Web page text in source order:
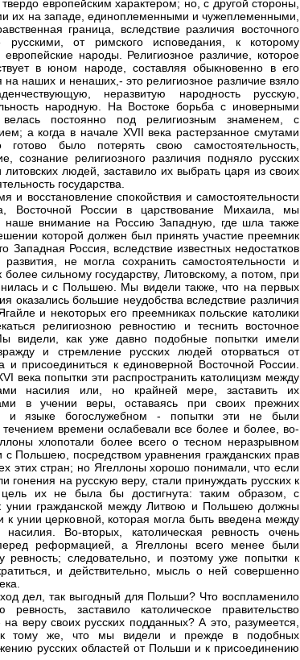
европейским характером; но, с другой стороны,
их на западе, единоплеменными и чужеплеменными,
граница, вследствие различия восточного
русскими, от римского исповедания, к которому
народы. Религиозное различие, которое
в юном народе, составляя обыкновенно в его
на наших и ненаших,- это религиозное различие взяло
неразвитую народность русскую,
народную. На Востоке борьба с иноверными
велась постоянно под религиозным знаменем, с
а когда в начале XVII века растерзанное смутами
готово было потерять свою самостоятельность,
сознание религиозного различия подняло русских
людей, заставило их выбрать царя из своих
государства.
и восстановление спокойствия и самостоятельности
Восточной России в царствование Михаила, мы
наше внимание на Россию Западную, где шла также
которой должен был принять участие преемник
Россия, вследствие известных недостатков
развития, не могла сохранить самостоятельности и
сильному государству, Литовскому, а потом, при
и с Польшею. Мы видели также, что на первых
оказались большие неудобства вследствие различия
и некоторых его преемниках польские католики
религиозною ревностию и теснить восточное
видели, как уже давно подобные попытки имели
и стремление русских людей оторваться от
и присоединиться к единоверной Восточной России.
века попытки эти распространить католицизм между
насилия или, но крайней мере, заставить их
в учении веры, оставаясь при своих прежних
и языке богослужебном - попытки эти не были
времени ослабевали все более и более, во-
хлопотали более всего о тесном неразрывном
с Польшею, посредством уравнения гражданских прав
этих стран; но Ягеллоны хорошо понимали, что если
гонения на русскую веру, стали принуждать русских к
их не была бы достигнута: таким образом, с
унии гражданской между Литвою и Польшею должны
к унии церковной, которая могла быть введена между
Во-вторых, католическая ревность очень
реформацией, а Ягеллоны всего менее были
ревность; следовательно, и поэтому уже попытки к
и действительно, мысль о ней совершенно
дел, так выгодный для Польши? Что воспламенило
ревность, заставило католическое правительство
веру своих русских подданных? А это, разумеется,
тому же, что мы видели и прежде в подобных
русских областей от Польши и к присоединению